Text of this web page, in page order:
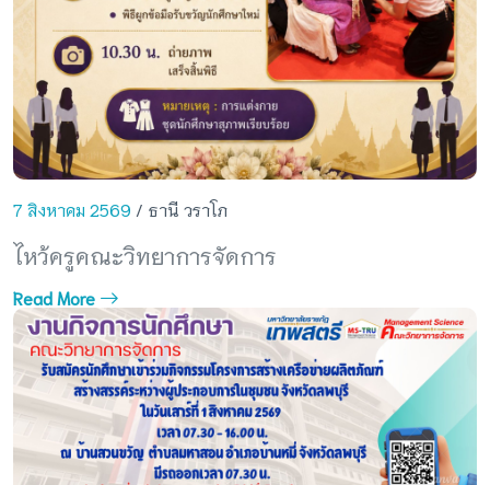
7 สิงหาคม 2569 / ธานี วราโภ
ไหว้ครูคณะวิทยาการจัดการ
Read More